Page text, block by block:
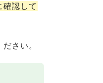
認して
さい。